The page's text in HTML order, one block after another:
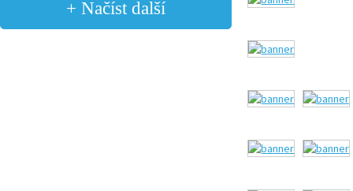
+ Načíst další